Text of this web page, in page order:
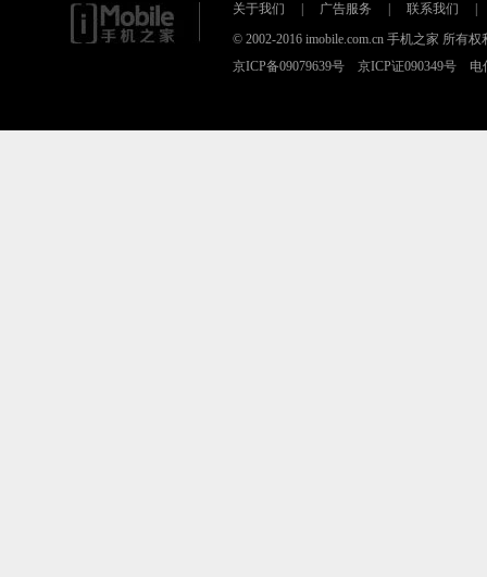
关于我们 广告服务 联系我们
© 2002-2016 imobile.com.cn 手机之家 所有
京ICP备09079639号 京ICP证090349号 电